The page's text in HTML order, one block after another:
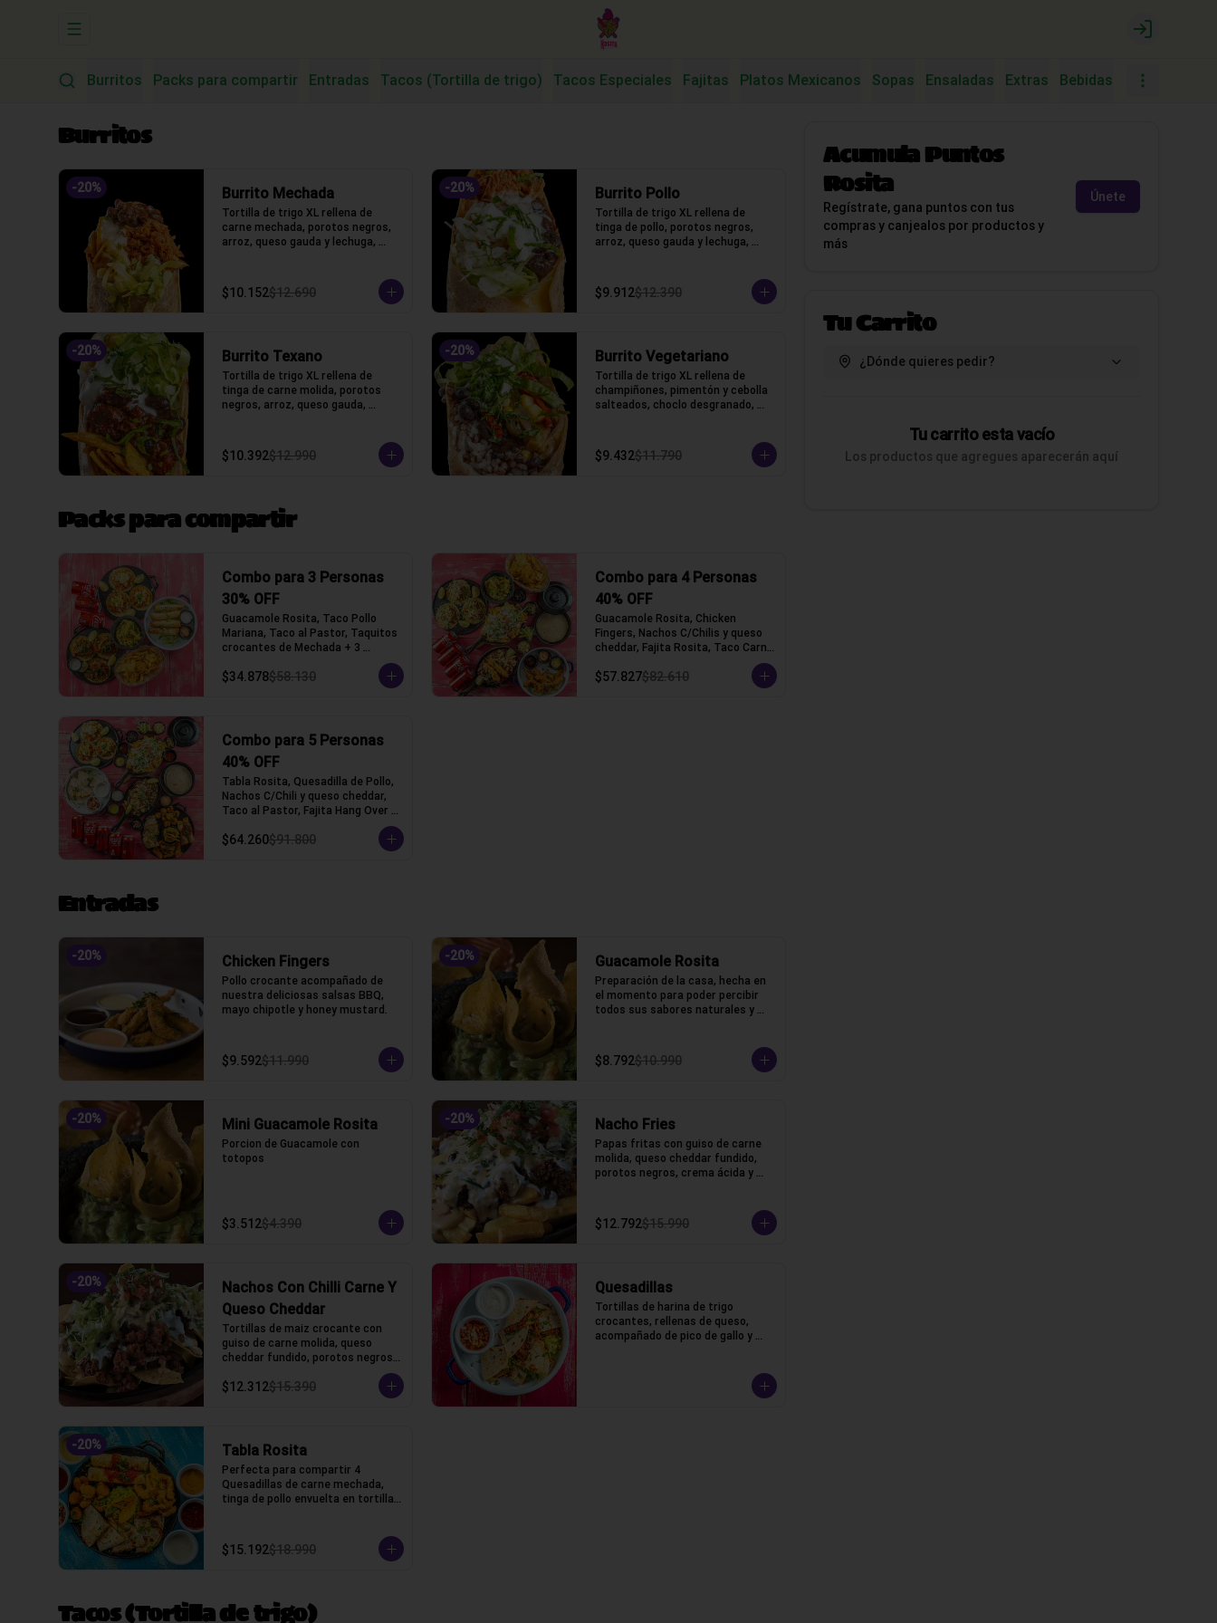
Abrir menu de navegación Login
Burritos Packs para compartir Entradas Tacos (Tortilla de trigo) Tacos Especiales Fajitas Platos Mexicanos Sopas Ensaladas Extras Bebidas Postres
Burritos
-20% Burrito Mechada
Tortilla de trigo XL rellena de
carne mechada, porotos negros,
arroz, queso gauda y lechuga,
$10.152$12.690
-20% Burrito Pollo
Tortilla de trigo XL rellena de
tinga de pollo, porotos negros,
arroz, queso gauda y lechuga,
$9.912$12.390
-20% Burrito Texano
Tortilla de trigo XL rellena de
tinga de carne molida, porotos
negros, arroz, queso gauda,
$10.392$12.990
-20% Burrito Vegetariano
Tortilla de trigo XL rellena de
champiñones, pimentón y cebolla
salteados, choclo desgranado,
pico de gallo y crema ácida,
acompañado con papas fritas.
$9.432$11.790
Packs para compartir
Combo para 3 Personas
30% OFF
Guacamole Rosita, Taco Pollo
Mariana, Taco al Pastor, Taquitos
crocantes de Mechada + 3
tortilla de trigo)
$34.878$58.130
Combo para 4 Personas
40% OFF
Guacamole Rosita, Chicken
Fingers, Nachos C/Chilis y queso
cheddar, Fajita Rosita, Taco Carne
trigo)
$57.827$82.610
Combo para 5 Personas
40% OFF
Tabla Rosita, Quesadilla de Pollo,
Nachos C/Chili y queso cheddar,
Taco al Pastor, Fajita Hang Over
$64.260$91.800
Entradas
-20% Chicken Fingers
Pollo crocante acompañado de
nuestra deliciosas salsas BBQ,
mayo chipotle y honey mustard.
$9.592$11.990
-20% Guacamole Rosita
Preparación de la casa, hecha en
el momento para poder percibir
todos sus sabores naturales y
$8.792$10.990
-20% Mini Guacamole Rosita
Porcion de Guacamole con
totopos
$3.512$4.390
-20% Nacho Fries
Papas fritas con guiso de carne
molida, queso cheddar fundido,
porotos negros, crema ácida y
$12.792$15.990
-20%
Nachos Con Chilli Carne Y
Queso Cheddar
Tortillas de maiz crocante con
guiso de carne molida, queso
cheddar fundido, porotos negros,
gallo
$12.312$15.390
Quesadillas
Tortillas de harina de trigo
crocantes, rellenas de queso,
acompañado de pico de gallo y
-20% Tabla Rosita
Perfecta para compartir 4
Quesadillas de carne mechada,
tinga de pollo envuelta en tortillas
cilantro, salsas bbq, chipotle,
acida, honey, marinara y pico de
$15.192$18.990
Tacos (Tortilla de trigo)
AcumulaPuntos
Rosita
Regístrate, gana puntos con tus
compras y canjealos por productos y
más
Únete
Tu Carrito
¿Dónde quieres pedir?
Tu carrito esta vacío
Los productos que agregues aparecerán aquí